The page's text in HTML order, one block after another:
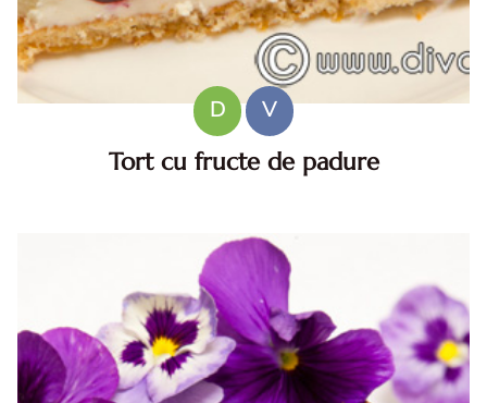
D
V
Tort cu fructe de padure
Pentru crema: 500 ml frisca lichida 2 ciocolate albe 250 g
m...